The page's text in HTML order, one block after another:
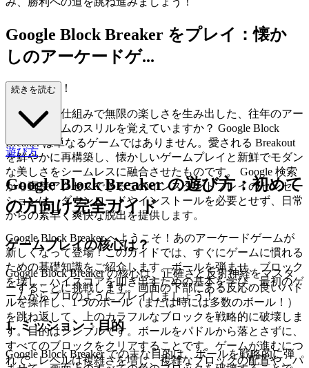
Google Block Breaker をプレイ：懐か
しのアーケードゲ...
ームが復活！
シンプルな仕組みで無限の楽しさを生み出した、往年のアー
ケードゲームのスリルを覚えていますか？ Google Block
Breaker は単なるゲームではありません。愛される Breakout
を鮮やかに再構築し、懐かしいゲームプレイと新鮮でモダン
な美しさをシームレスに融合させたものです。 Google 検索
から直接アクセスできるこのインスタントプレイのセンセー
ションは、ダウンロードやインストールを必要とせず、日常
からの素早く爽快な脱出を提供します。
ゲームプレイの核心は？
Google Block Breaker の核心は、正確さと反射神経をマスタ
ーすることに挑戦します。画面の下部にある反応の良いパド
ルを操作し、1つのボール（または時には多数のボール！）
を跳ね返して、上のカラフルなブロックを戦略的に破壊しま
す。目的はシンプルです。ボールをパドルから落とさずに、
すべてのブロックをクリアすることです。ゲームが進むにつ
れて、レベルは複雑さを増し、複雑なブロックの配置や、パ
続きを読む
遊び方
Google Block Breaker の遊び方：初めて
の方向け完全ガイド
Google Block Breaker へようこそ！あのアーケードゲームが
新しくなって登場！このガイドでは、すぐにゲームに慣れる
ための基礎知識をご紹介します。ボールを弾ませ、ブロック
を壊し、ハイスコアを叩き出すための基本を学び、最初のゲ
ームからプロのようにプレイしましょう！
1. ミッション：目的
Google Block Breaker での主な目的は、ボールを戦略的に弾